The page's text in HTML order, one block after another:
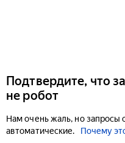
Подтвердите, что
не робот
Нам очень жаль, но запросы
автоматические.
Почему